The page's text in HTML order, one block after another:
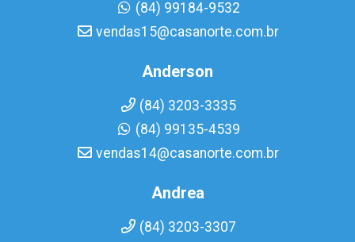
(84) 99184-9532
vendas15@casanorte.com.br
Anderson
(84) 3203-3335
(84) 99135-4539
vendas14@casanorte.com.br
Andrea
(84) 3203-3307